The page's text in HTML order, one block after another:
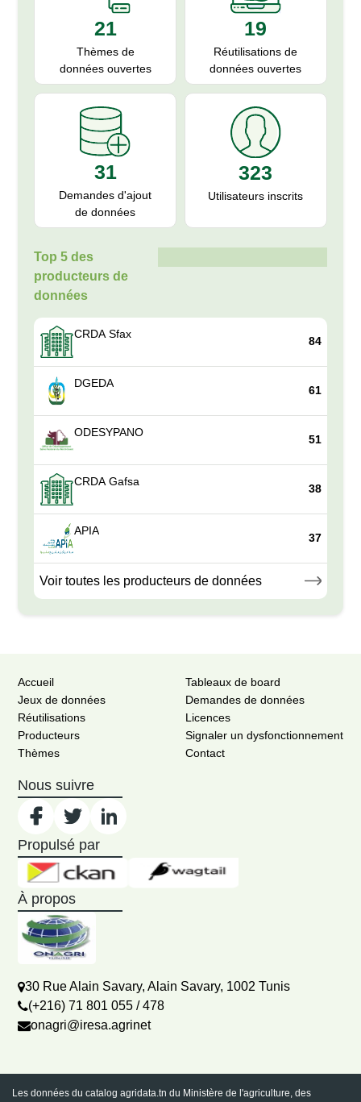
21
Thèmes de
données ouvertes
19
Réutilisations de
données ouvertes
31
Demandes d'ajout
de données
323
Utilisateurs inscrits
Top 5 des
producteurs de
données
CRDA Sfax
84
DGEDA
61
ODESYPANO
51
CRDA Gafsa
38
APIA
37
Voir toutes les producteurs de données
Accueil
Jeux de données
Réutilisations
Producteurs
Thèmes
Tableaux de board
Demandes de données
Licences
Signaler un dysfonctionnement
Contact
Nous suivre
Propulsé par
À propos
30 Rue Alain Savary, Alain Savary, 1002 Tunis
(+216) 71 801 055 / 478
onagri@iresa.agrinet
Les données du catalog agridata.tn du Ministère de l'agriculture, des